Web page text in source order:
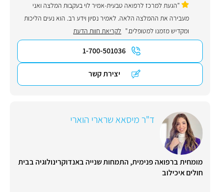
"הגעת למרכז לרפואה טבעית-אמיר לוי בעקבות המלצה ואני
מעבירה את ההמלצה הלאה. לאמיר נסיון וידע רב. הוא נעים הליכות
ומקדיש מזמנו למטופלים." לקריאת חוות הדעת
1-700-501036
יצירת קשר
ד"ר מיסאא שרארי הוארי
מומחית ברפואה פנימית, התמחות שנייה באנדוקרינולוגיה בבית
חולים איכילוב